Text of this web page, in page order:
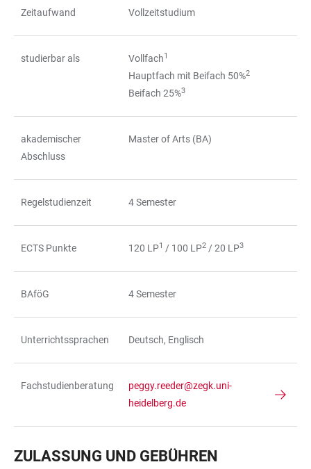
Zeitaufwand Vollzeitstudium
studierbar als Vollfach1
Hauptfach mit Beifach 50%2
Beifach 25%3
akademischer
Abschluss
Master of Arts (BA)
Regelstudienzeit 4 Semester
ECTS Punkte 120 LP1 / 100 LP2 / 20 LP3
BAföG 4 Semester
Unterrichtssprachen Deutsch, Englisch
Fachstudienberatung
peggy.reeder@zegk.uni-
heidelberg.de
ZULASSUNG UND GEBÜHREN